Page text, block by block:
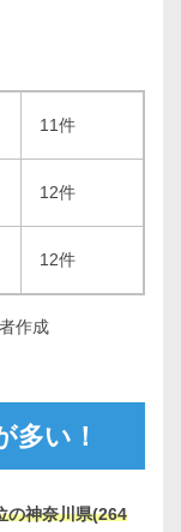
11件
12件
12件
作成
多い！
の神奈川県(264